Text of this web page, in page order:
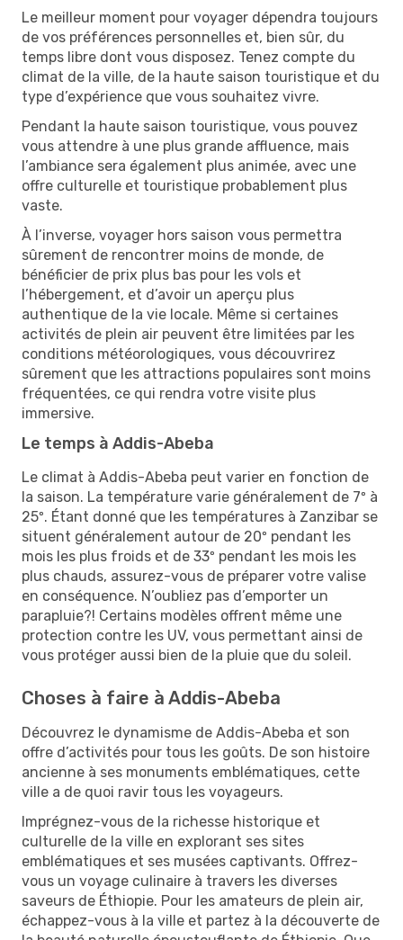
Le meilleur moment pour voyager dépendra toujours
de vos préférences personnelles et, bien sûr, du
temps libre dont vous disposez. Tenez compte du
climat de la ville, de la haute saison touristique et du
type d’expérience que vous souhaitez vivre.
Pendant la haute saison touristique, vous pouvez
vous attendre à une plus grande affluence, mais
l’ambiance sera également plus animée, avec une
offre culturelle et touristique probablement plus
vaste.
À l’inverse, voyager hors saison vous permettra
sûrement de rencontrer moins de monde, de
bénéficier de prix plus bas pour les vols et
l’hébergement, et d’avoir un aperçu plus
authentique de la vie locale. Même si certaines
activités de plein air peuvent être limitées par les
conditions météorologiques, vous découvrirez
sûrement que les attractions populaires sont moins
fréquentées, ce qui rendra votre visite plus
immersive.
Le temps à Addis-Abeba
Le climat à Addis-Abeba peut varier en fonction de
la saison. La température varie généralement de 7º à
25º. Étant donné que les températures à Zanzibar se
situent généralement autour de 20º pendant les
mois les plus froids et de 33º pendant les mois les
plus chauds, assurez-vous de préparer votre valise
en conséquence. N’oubliez pas d’emporter un
parapluie?! Certains modèles offrent même une
protection contre les UV, vous permettant ainsi de
vous protéger aussi bien de la pluie que du soleil.
Choses à faire à Addis-Abeba
Découvrez le dynamisme de Addis-Abeba et son
offre d’activités pour tous les goûts. De son histoire
ancienne à ses monuments emblématiques, cette
ville a de quoi ravir tous les voyageurs.
Imprégnez-vous de la richesse historique et
culturelle de la ville en explorant ses sites
emblématiques et ses musées captivants. Offrez-
vous un voyage culinaire à travers les diverses
saveurs de Éthiopie. Pour les amateurs de plein air,
échappez-vous à la ville et partez à la découverte de